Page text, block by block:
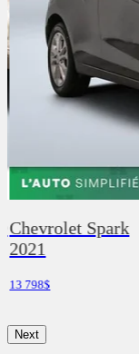
Chevrolet Spark
2021
13 798$
Next